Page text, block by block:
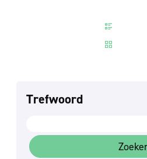
Verfijn of wijzig
Trefwoord